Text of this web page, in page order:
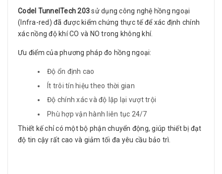
Codel TunnelTech 203sử dụng công nghệ hồng ngoại
(Infra-red) đã được kiểm chứng thực tế để xác định chính
xác nồng độ khí CO và NO trong không khí.
Ưu điểm của phương pháp đo hồng ngoại:
Độ ổn định cao
Ít trôi tín hiệu theo thời gian
Độ chính xác và độ lặp lại vượt trội
Phù hợp vận hành liên tục 24/7
Thiết kế chỉ có một bộ phận chuyển động, giúp thiết bị đạt
độ tin cậy rất cao và giảm tối đa yêu cầu bảo trì.